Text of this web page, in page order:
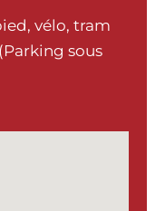
vélo, tram
sous